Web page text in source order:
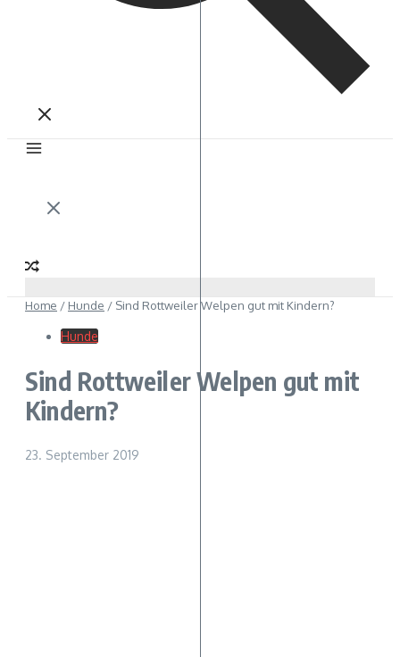
Home / Hunde / Sind Rottweiler Welpen gut mit Kindern?
Hunde
Sind Rottweiler Welpen gut mit
Kindern?
23. September 2019